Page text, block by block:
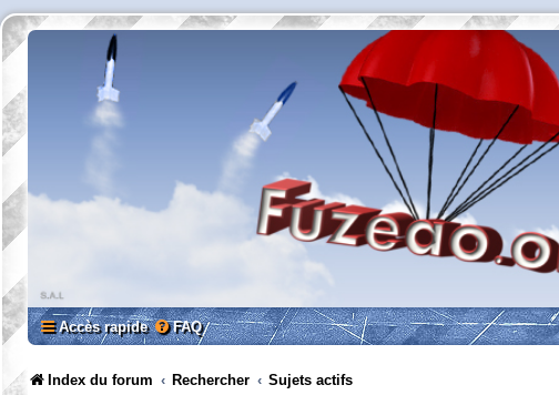
Accès rapide FAQ
Index du forum Rechercher Sujets actifs